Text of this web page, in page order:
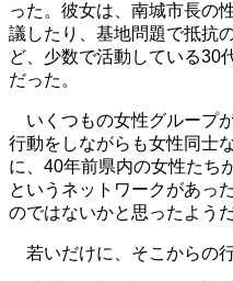
った。彼女は、南城市長の
議したり、基地問題で抵抗
ど、少数で活動している30
だった。
いくつもの女性グループ
行動をしながらも女性同士
に、40年前県内の女性たち
というネットワークがあっ
のではないかと思ったようだ
若いだけに、そこからの